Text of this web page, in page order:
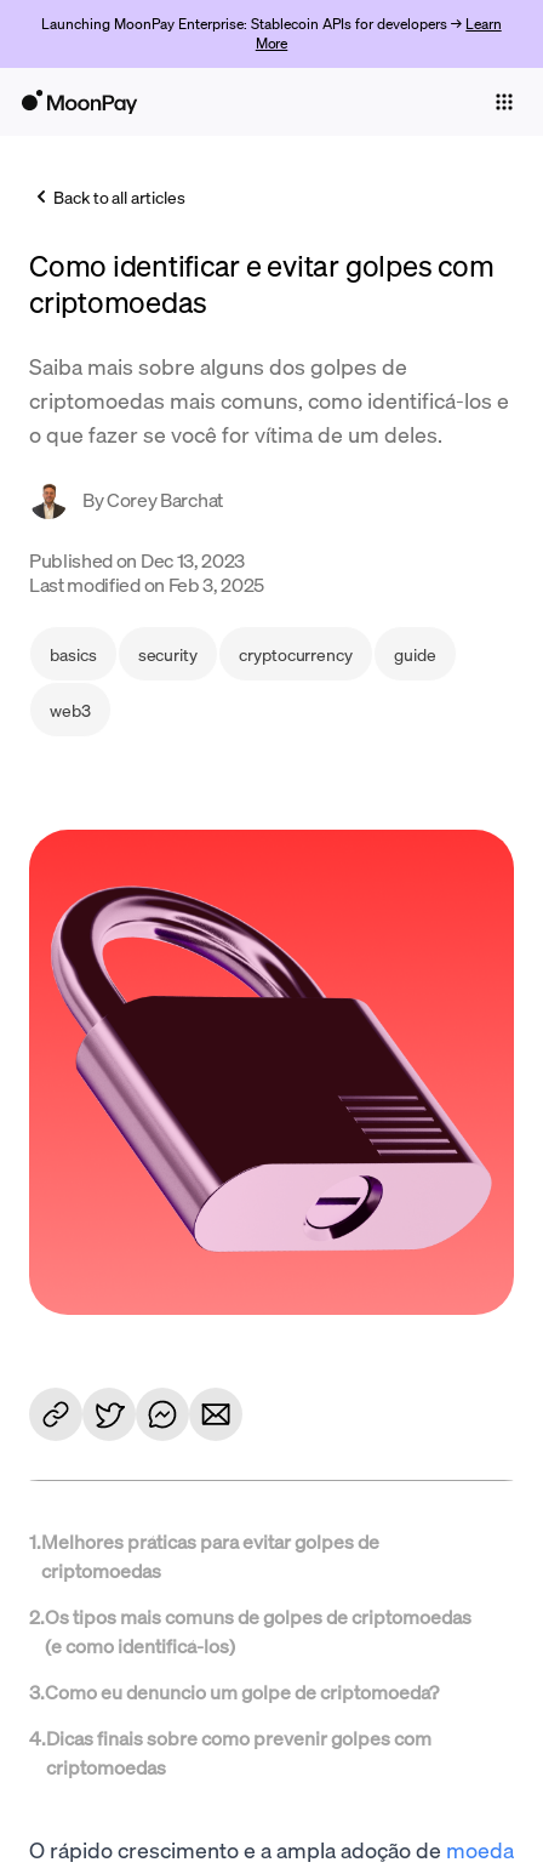
Launching MoonPay Enterprise: Stablecoin APIs for developers → Learn
More
Trade
Company
Crypto Prices
Support
Language
Back to all articles
Como identificar e evitar golpes com
criptomoedas
Saiba mais sobre alguns dos golpes de
criptomoedas mais comuns, como identificá-los e
o que fazer se você for vítima de um deles.
ByCorey Barchat
Published on Dec 13, 2023
Last modified on Feb 3, 2025
basics security cryptocurrency guide
web3
1.Melhores práticas para evitar golpes de
criptomoedas
2.Os tipos mais comuns de golpes de criptomoedas
(e como identificá-los)
3.Como eu denuncio um golpe de criptomoeda?
4.Dicas finais sobre como prevenir golpes com
criptomoedas
O rápido crescimento e a ampla adoção de moeda